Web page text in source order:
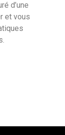
d’une
et vous